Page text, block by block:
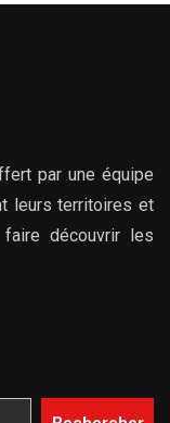
par une équipe
leurs territoires et
découvrir les